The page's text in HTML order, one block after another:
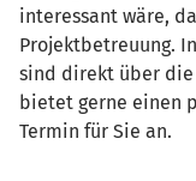
interessant wäre,
Projektbetreuung.
sind direkt über die
bietet gerne einen
Termin für Sie an.